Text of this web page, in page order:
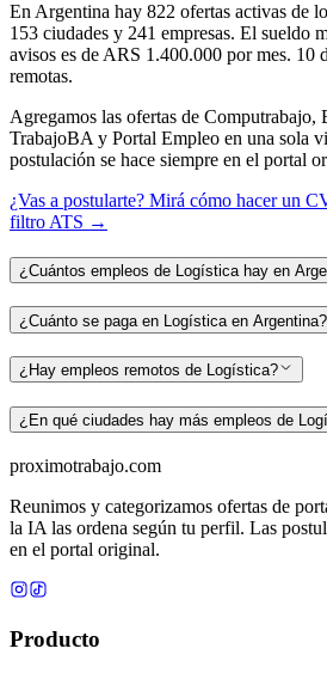
En Argentina hay 822 ofertas activas de
153 ciudades y 241 empresas. El sueldo
avisos es de ARS 1.400.000 por mes. 10
remotas.
Agregamos las ofertas de Computrabajo,
TrabajoBA y Portal Empleo en una sola
postulación se hace siempre en el portal
¿Vas a postularte? Mirá cómo hacer un
filtro ATS →
¿Cuántos empleos de Logística hay en
¿Cuánto se paga en Logística en Argentina?
¿Hay empleos remotos de Logística?
¿En qué ciudades hay más empleos de
proximotrabajo.com
Reunimos y categorizamos ofertas de
la IA las ordena según tu perfil. Las
en el portal original.
Producto